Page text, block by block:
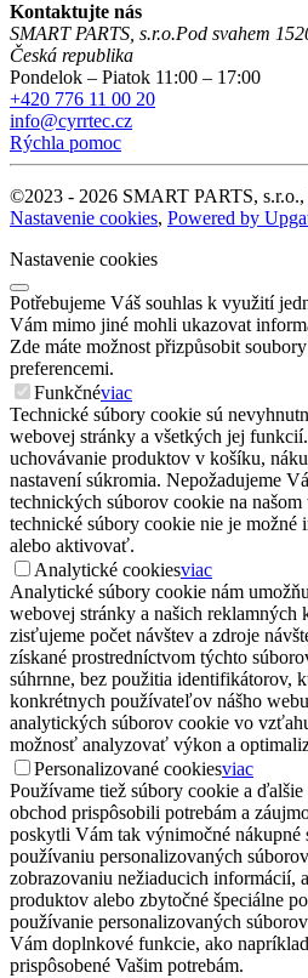
Kontaktujte nás
SMART PARTS, s.r.o.Pod svahem
Česká republika
Pondelok – Piatok 11:00 – 17:00
+420 776 11 00 20
info@cyrrtec.cz
Rýchla pomoc
©2023 - 2026 SMART PARTS, s.r.o.,
Nastavenie cookies, Powered by
Nastavenie cookies
Potřebujeme Váš souhlas k využití
Vám mimo jiné mohli ukazovat
Zde máte možnost přizpůsobit
preferencemi.
Funkčnéviac
Technické súbory cookie sú
webovej stránky a všetkých jej
uchovávanie produktov v košíku,
nastavení súkromia. Nepožadujeme
technických súborov cookie na
technické súbory cookie nie je
alebo aktivovať.
Analytické cookiesviac
Analytické súbory cookie nám
webovej stránky a našich reklamných
zisťujeme počet návštev a zdroje
získané prostredníctvom týchto
súhrnne, bez použitia identifikátorov,
konkrétnych používateľov nášho
analytických súborov cookie vo
možnosť analyzovať výkon a
Personalizované cookiesviac
Používame tiež súbory cookie a
obchod prispôsobili potrebám a
poskytli Vám tak výnimočné nákupné
používaniu personalizovaných
zobrazovaniu nežiaducich informácií,
produktov alebo zbytočné špeciálne
používanie personalizovaných
Vám doplnkové funkcie, ako
prispôsobené Vašim potrebám.